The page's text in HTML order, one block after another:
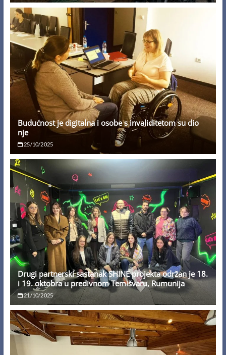
Budućnost je digitalna i osobe s invaliditetom su dio
nje
25/10/2025
Drugi partnerski sastanak SHINE projekta održan je 18.
i 19. oktobra u predivnom Temišvaru, Rumunija
21/10/2025